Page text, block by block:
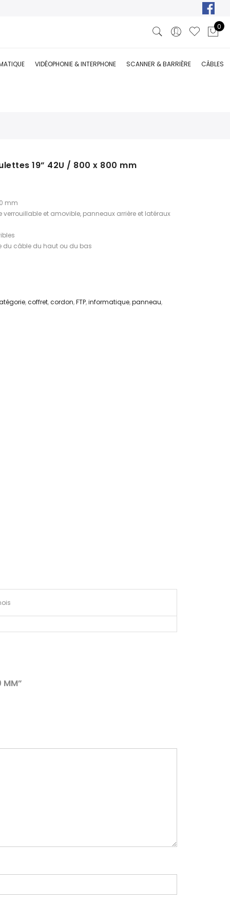
0
VIDÉOPHONIE & INTERPHONE SCANNER & BARRIÈRE CÂBLES
19” 42U / 800 x 800 mm
mm
verrouillable et amovible, panneaux arrière et latéraux
du câble du haut ou du bas
,coffret,cordon,FTP,informatique,panneau,
MM”